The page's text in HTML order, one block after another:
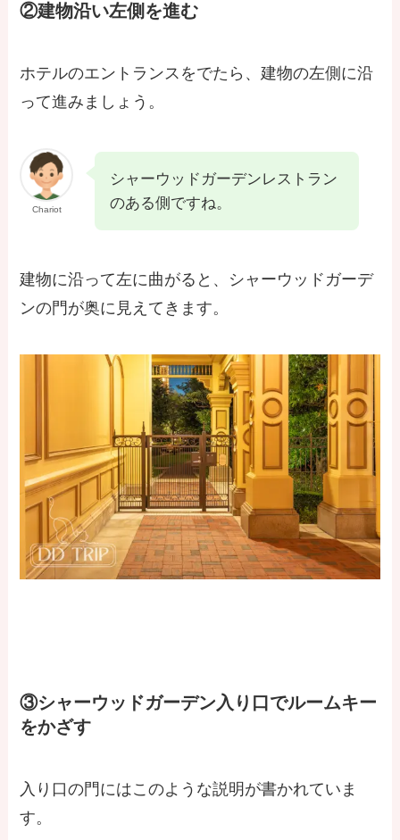
②建物沿い左側を進む
ホテルのエントランスをでたら、建物の左側に沿
って進みましょう。
Chariot
シャーウッドガーデンレストラン
のある側ですね。
建物に沿って左に曲がると、シャーウッドガーデ
ンの門が奥に見えてきます。
③シャーウッドガーデン入り口でルームキー
をかざす
入り口の門にはこのような説明が書かれていま
す。